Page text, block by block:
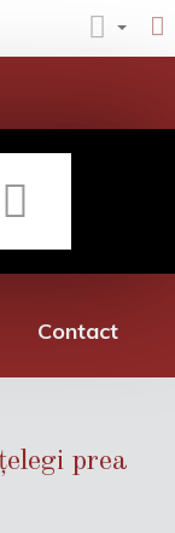
Rețea librării
Contact
prea